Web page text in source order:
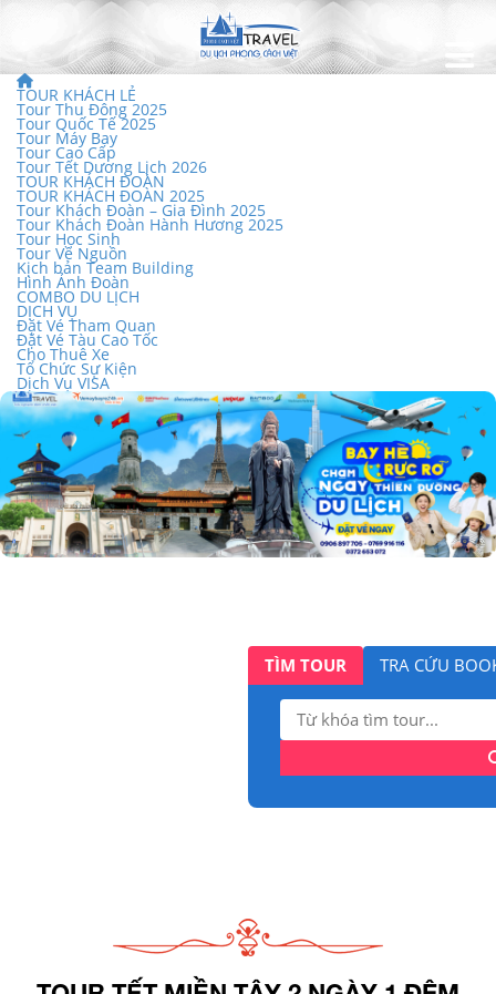
TOUR KHÁCH LẺ
Tour Thu Đông 2025
Tour Quốc Tế 2025
Tour Máy Bay
Tour Cao Cấp
Tour Tết Dương Lịch 2026
TOUR KHÁCH ĐOÀN
TOUR KHÁCH ĐOÀN 2025
Tour Khách Đoàn – Gia Đình 2025
Tour Khách Đoàn Hành Hương 2025
Tour Học Sinh
Tour Về Nguồn
Kịch bản Team Building
Hình Ảnh Đoàn
COMBO DU LỊCH
DỊCH VỤ
Đặt Vé Tham Quan
Đặt Vé Tàu Cao Tốc
Cho Thuê Xe
Tổ Chức Sự Kiện
Dịch Vụ VISA
TÌM TOUR TRA CỨU
Tìm
kiếm: